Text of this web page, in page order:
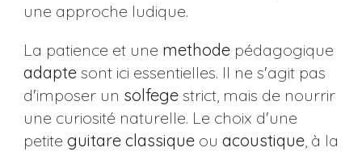
une approche ludique.
La patience et une methodepédagogique
adaptesont ici essentielles. Il ne s'agit pas
d'imposer un solfegestrict, mais de nourrir
une curiosité naturelle. Le choix d'une
petite guitare classiqueou acoustique, à la